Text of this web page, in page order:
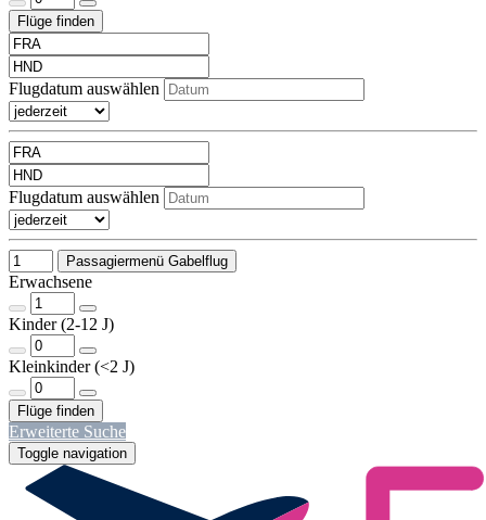
Flugdatum auswählen
Flugdatum auswählen
Passagiermenü Gabelflug
Erwachsene
Kinder (2-12 J)
Kleinkinder (<2 J)
Erweiterte Suche
Toggle navigation